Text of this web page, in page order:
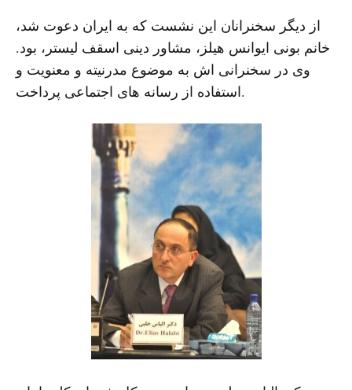
از دیگر سخنرانان این نشست که به ایران دعوت شد،
خانم بونی ایوانس هیلز، مشاور دینی اسقف لیستر، بود.
وی در سخنرانی اش به موضوع مدرنیته و معنویت و
استفاده از رسانه های اجتماعی پرداخت.